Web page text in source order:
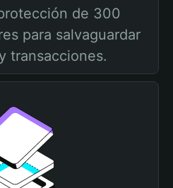
de 300
para salvaguardar
transacciones.